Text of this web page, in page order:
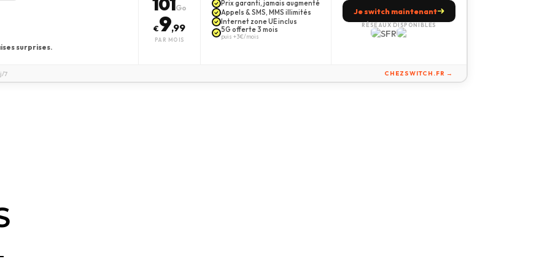
surprises.
Go
€9,99
PAR MOIS
Prix garanti, jamais augmenté
Appels & SMS, MMS illimités
Internet zone UE inclus
5G offerte 3 mois
puis +3€/mois
Je switch maintenant
RÉSEAUX DISPONIBLES
7 CHEZSWITCH.FR →